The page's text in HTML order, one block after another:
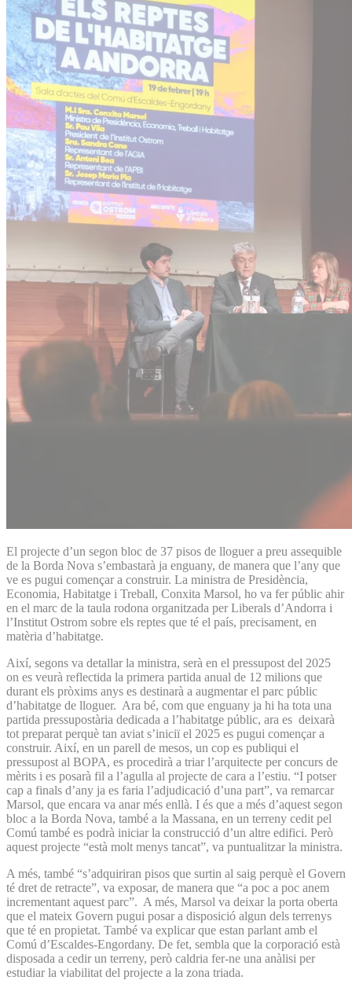
El projecte d’un segon bloc de 37 pisos de lloguer a preu assequible
de la Borda Nova s’embastarà ja enguany, de manera que l’any que
ve es pugui començar a construir. La ministra de Presidència,
Economia, Habitatge i Treball, Conxita Marsol, ho va fer públic ahir
en el marc de la taula rodona organitzada per Liberals d’Andorra i
l’Institut Ostrom sobre els reptes que té el país, precisament, en
matèria d’habitatge.
Així, segons va detallar la ministra, serà en el pressupost del 2025
on es veurà reflectida la primera partida anual de 12 milions que
durant els pròxims anys es destinarà a augmentar el parc públic
d’habitatge de lloguer. Ara bé, com que enguany ja hi ha tota una
partida pressupostària dedicada a l’habitatge públic, ara es deixarà
tot preparat perquè tan aviat s’iniciï el 2025 es pugui començar a
construir. Així, en un parell de mesos, un cop es publiqui el
pressupost al BOPA, es procedirà a triar l’arquitecte per concurs de
mèrits i es posarà fil a l’agulla al projecte de cara a l’estiu. “I potser
cap a finals d’any ja es faria l’adjudicació d’una part”, va remarcar
Marsol, que encara va anar més enllà. I és que a més d’aquest segon
bloc a la Borda Nova, també a la Massana, en un terreny cedit pel
Comú també es podrà iniciar la construcció d’un altre edifici. Però
aquest projecte “està molt menys tancat”, va puntualitzar la ministra.
A més, també “s’adquiriran pisos que surtin al saig perquè el Govern
té dret de retracte”, va exposar, de manera que “a poc a poc anem
incrementant aquest parc”. A més, Marsol va deixar la porta oberta
que el mateix Govern pugui posar a disposició algun dels terrenys
que té en propietat. També va explicar que estan parlant amb el
Comú d’Escaldes-Engordany. De fet, sembla que la corporació està
disposada a cedir un terreny, però caldria fer-ne una anàlisi per
estudiar la viabilitat del projecte a la zona triada.